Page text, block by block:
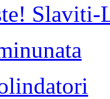
Slaviti-